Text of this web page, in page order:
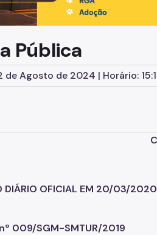
Pública
Agosto de 2024 | Horário:
DIÁRIO OFICIAL EM 20/03/
009/SGM-SMTUR/2019